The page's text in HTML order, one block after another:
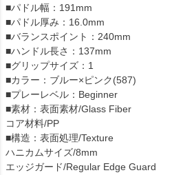
■パドル幅：191mm
■パドル厚み：16.0mm
■バランスポイント：240mm
■ハンドル長さ：137mm
■グリップサイズ：1
■カラー：ブルー×ピンク(587)
■プレーレベル：Beginner
■素材：表面素材/Glass Fiber
コア材料/PP
■構造：表面処理/Texture
ハニカムサイズ/8mm
エッジガード/Regular Edge Guard